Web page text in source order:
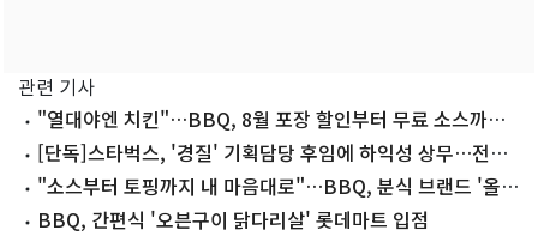
관련 기사
"열대야엔 치킨"…BBQ, 8월 포장 할인부터 무료 소스까지
제공[단독]스타벅스, '경질' 기획담당 후임에 하익성 상무…전직
임원 재영입
"소스부터 토핑까지 내 마음대로"…BBQ, 분식 브랜드 '올
떡' 새단장
BBQ, 간편식 '오븐구이 닭다리살' 롯데마트 입점